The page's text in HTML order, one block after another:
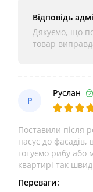
Відповідь
Дякуємо, що
товар
Р
Руслан
Поставили після
пасує до фасадів,
готуємо рибу або
квартирі так
Переваги: